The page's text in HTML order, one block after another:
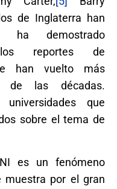
de Inglaterra han
demostrado
los reportes de
han vuelto más
de las décadas.
que
sobre el tema de
es un fenómeno
muestra por el gran